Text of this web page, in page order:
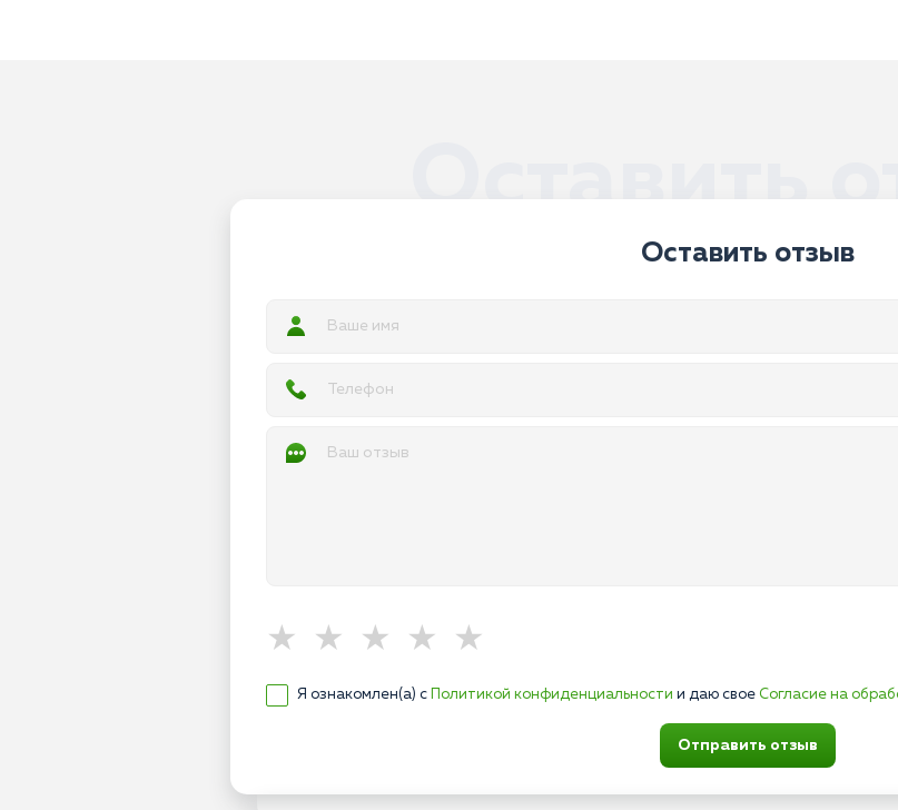
Оставить
Оставить отзыв
Я ознакомлен(а) с Политикой конфиденциальности и даю свое Согласие на
Отправить отзыв